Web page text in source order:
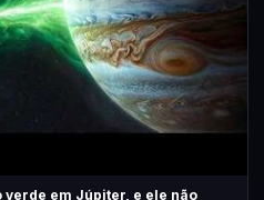
verde em Júpiter, e ele não